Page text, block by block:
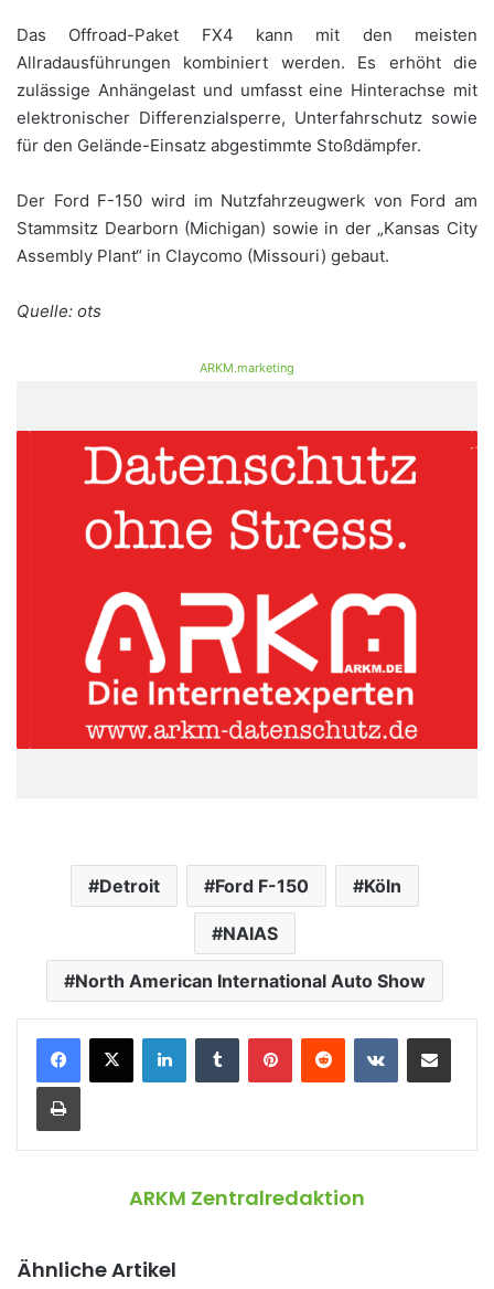
Das Offroad-Paket FX4 kann mit den meisten
Allradausführungen kombiniert werden. Es erhöht die
zulässige Anhängelast und umfasst eine Hinterachse mit
elektronischer Differenzialsperre, Unterfahrschutz sowie
für den Gelände-Einsatz abgestimmte Stoßdämpfer.
Der Ford F-150 wird im Nutzfahrzeugwerk von Ford am
Stammsitz Dearborn (Michigan) sowie in der „Kansas City
Assembly Plant“ in Claycomo (Missouri) gebaut.
Quelle: ots
ARKM.marketing
Detroit Ford F-150 Köln
NAIAS
North American International Auto Show
ARKM Zentralredaktion
Ähnliche Artikel